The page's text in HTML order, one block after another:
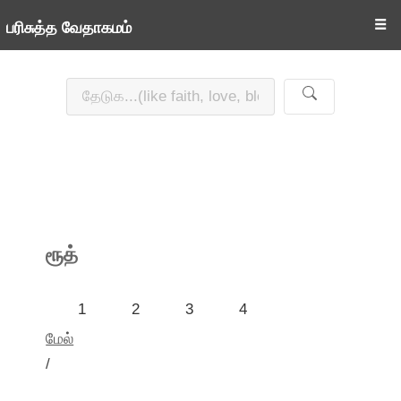
பரிசுத்த வேதாகமம் ☰
ரூத்
1 2 3
4
மேல்
/